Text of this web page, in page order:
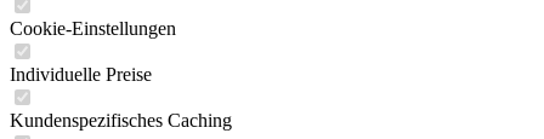
Cookie-Einstellungen
Individuelle Preise
Kundenspezifisches Caching